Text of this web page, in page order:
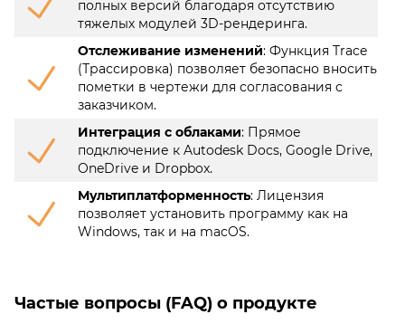
полных версий благодаря отсутствию
тяжелых модулей 3D-рендеринга.
Отслеживание изменений: Функция Trace
(Трассировка) позволяет безопасно вносить
пометки в чертежи для согласования с
заказчиком.
Интеграция с облаками: Прямое
подключение к Autodesk Docs, Google Drive,
OneDrive и Dropbox.
Мультиплатформенность: Лицензия
позволяет установить программу как на
Windows, так и на macOS.
Частые вопросы (FAQ) о продукте